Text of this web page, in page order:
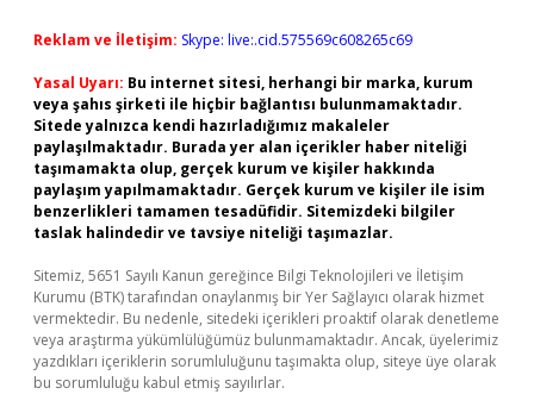
Reklam ve İletişim: Skype: live:.cid.575569c608265c69
Yasal Uyarı: Bu internet sitesi, herhangi bir marka, kurum
veya şahıs şirketi ile hiçbir bağlantısı bulunmamaktadır.
Sitede yalnızca kendi hazırladığımız makaleler
paylaşılmaktadır. Burada yer alan içerikler haber niteliği
taşımamakta olup, gerçek kurum ve kişiler hakkında
paylaşım yapılmamaktadır. Gerçek kurum ve kişiler ile isim
benzerlikleri tamamen tesadüfidir. Sitemizdeki bilgiler
taslak halindedir ve tavsiye niteliği taşımazlar.
Sitemiz, 5651 Sayılı Kanun gereğince Bilgi Teknolojileri ve İletişim
Kurumu (BTK) tarafından onaylanmış bir Yer Sağlayıcı olarak hizmet
vermektedir. Bu nedenle, sitedeki içerikleri proaktif olarak denetleme
veya araştırma yükümlülüğümüz bulunmamaktadır. Ancak, üyelerimiz
yazdıkları içeriklerin sorumluluğunu taşımakta olup, siteye üye olarak
bu sorumluluğu kabul etmiş sayılırlar.